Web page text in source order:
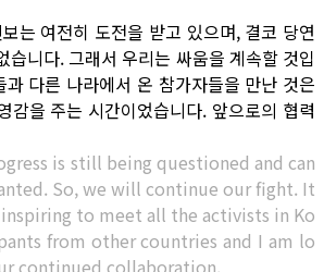
는 여전히 도전을 받고 있으며, 결코 당연
습니다. 그래서 우리는 싸움을 계속할 것입
다른 나라에서 온 참가자들을 만난 것은
감을 주는 시간이었습니다. 앞으로의 협력
is still being questioned and can
So, we will continue our fight. It
inspiring to meet all the activists in Ko
from other countries and I am lo